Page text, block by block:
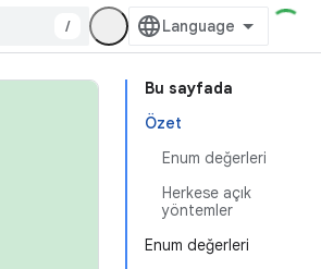
/
Bu sayfada
Özet
Enum değerleri
Herkese açık
yöntemler
Enum değerleri